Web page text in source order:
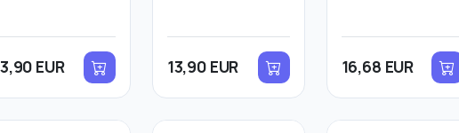
EUR 13,90 EUR 16,68 EUR